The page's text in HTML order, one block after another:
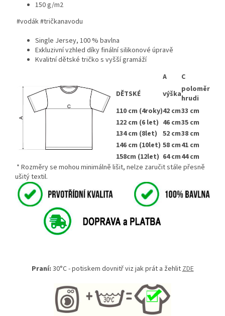
150 g/m2
#vodák #tričkanavodu
Single Jersey, 100 % bavlna
Exkluzivní vzhled díky finální silikonové úpravě
Kvalitní dětské tričko s vyšší gramáží
A
C
DĚTSKÉ
výškapoloměr
hrudi
110 cm (4roky)42 cm33 cm
122 cm (6 let) 46 cm35 cm
134 cm (8let) 52 cm38 cm
146 cm (10let) 58 cm41 cm
158cm (12let) 64 cm44 cm
* Rozměry se mohou minimálně lišit, nelze zaručit stále přesně
ušitý textil.
Praní: 30°C - potiskem dovnitř viz jak prát a žehlitZDE